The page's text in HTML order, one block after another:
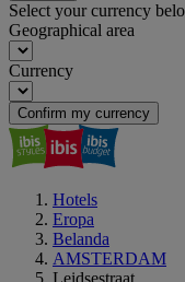
Select your currency
Geographical area
Currency
Confirm my currency
Hotels
Eropa
Belanda
AMSTERDAM
Leidsestraat